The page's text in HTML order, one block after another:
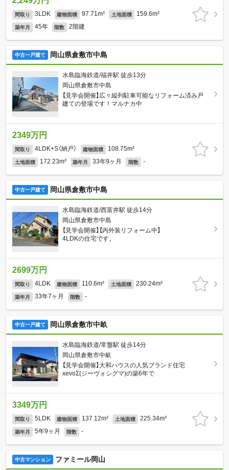
間取り 3LDK 建物面積 97.71m² 土地面積 159.6m²
築年月 45年 階数 2階建
中古一戸建て 岡山県倉敷市中島
水島臨海鉄道/福井駅 徒歩13分
岡山県倉敷市中島
【見学会開催】広々縦列駐車可能なリフォーム済み戸
建ての登場です！マルナカ中
2349万円
間取り 4LDK+S（納戸） 建物面積 108.75m²
土地面積 172.23m² 築年月 33年9ヶ月 階数 -
中古一戸建て 岡山県倉敷市中島
水島臨海鉄道/西富井駅 徒歩14分
岡山県倉敷市中島
【見学会開催】【内外装リフォーム中】
4LDKの住宅です。
2699万円
間取り 4LDK 建物面積 110.6m² 土地面積 230.24m²
築年月 33年7ヶ月 階数 -
中古一戸建て 岡山県倉敷市中畝
水島臨海鉄道/常盤駅 徒歩14分
岡山県倉敷市中畝
【見学会開催】大和ハウスの人気ブランド住宅
xevoΣ(ジーヴォシグマ)の築6年で
3349万円
間取り 5LDK 建物面積 137.12m² 土地面積 225.34m²
築年月 5年9ヶ月 階数 -
中古マンション ファミール岡山